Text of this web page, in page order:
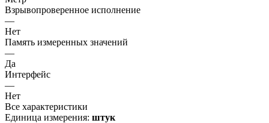
Взрывопроверенное исполнение
—
Нет
Память измеренных значений
—
Да
Интерфейс
—
Нет
Все характеристики
Единица измерения: штук